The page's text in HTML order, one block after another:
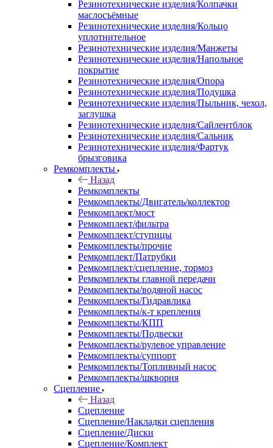
Резинотехнические изделия/Колпачки
маслосъёмные
Резинотехнические изделия/Кольцо
уплотнительное
Резинотехнические изделия/Манжеты
Резинотехнические изделия/Напольное
покрытие
Резинотехнические изделия/Опора
Резинотехнические изделия/Подушка
Резинотехнические изделия/Пыльник, чехол,
заглушка
Резинотехнические изделия/Сайлентблок
Резинотехнические изделия/Сальник
Резинотехнические изделия/Фартук
брызговика
Ремкомплекты
Назад
Ремкомплекты
Ремкомплекты/Двигатель/коллектор
Ремкомплект/мост
Ремкомплект/фильтра
Ремкомплект/ступицы
Ремкомплекты/прочие
Ремкомплект/Патрубки
Ремкомплект/сцепление, тормоз
Ремкомплекты главной передачи
Ремкомплекты/водяной насос
Ремкомплекты/Гидравлика
Ремкомплекты/к-т крепления
Ремкомплекты/КПП
Ремкомплекты/Подвески
Ремкомплекты/рулевое управление
Ремкомплекты/суппорт
Ремкомплекты/Топливный насос
Ремкомплекты/шкворня
Сцепление
Назад
Сцепление
Сцепление/Накладки сцепления
Сцепление/Диски
Сцепление/Комплект